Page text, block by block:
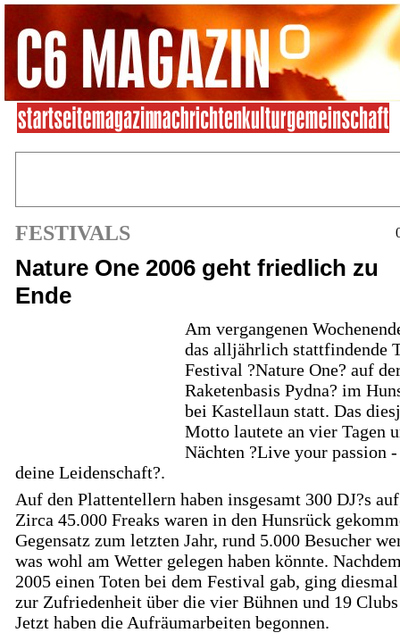
FESTIVALS
Nature One 2006 geht friedlich zu
Ende
Am vergangenen
das alljährlich stattfindende
Festival ?Nature One? auf
Raketenbasis Pydna? im
bei Kastellaun statt. Das
Motto lautete an vier Tagen
Nächten ?Live your passion
deine Leidenschaft?.
Auf den Plattentellern haben insgesamt 300 DJ?s
Zirca 45.000 Freaks waren in den Hunsrück
Gegensatz zum letzten Jahr, rund 5.000 Besucher
was wohl am Wetter gelegen haben könnte.
2005 einen Toten bei dem Festival gab, ging
zur Zufriedenheit über die vier Bühnen und 19
Jetzt haben die Aufräumarbeiten begonnen.